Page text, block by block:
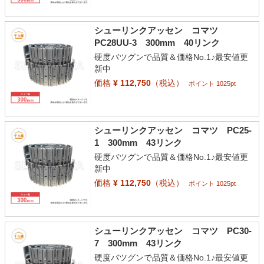
シューリンクアッセン コマツ
PC28UU-3 300mm 40リンク
硬度バツグンで品質＆価格No.1♪最安値更
新中
価格¥ 112,750（税込） ポイント 1025pt
シューリンクアッセン コマツ PC25-
1 300mm 43リンク
硬度バツグンで品質＆価格No.1♪最安値更
新中
価格¥ 112,750（税込） ポイント 1025pt
シューリンクアッセン コマツ PC30-
7 300mm 43リンク
硬度バツグンで品質＆価格No.1♪最安値更